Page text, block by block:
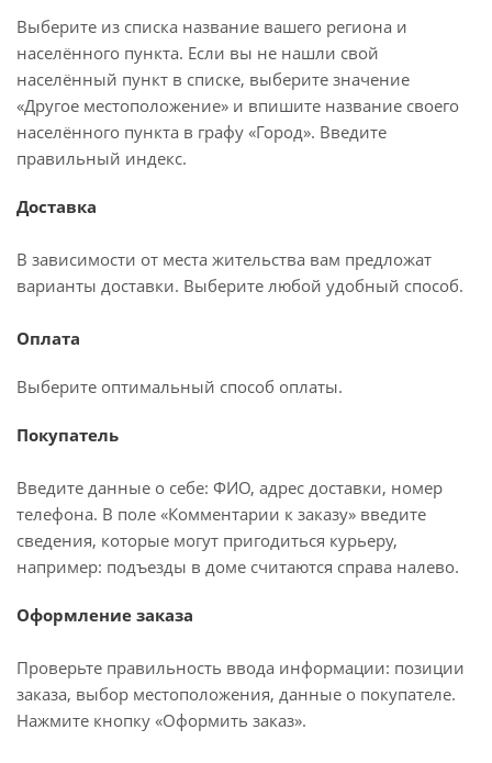
Выберите из списка название вашего региона и
населённого пункта. Если вы не нашли свой
населённый пункт в списке, выберите значение
«Другое местоположение» и впишите название своего
населённого пункта в графу «Город». Введите
правильный индекс.
Доставка
В зависимости от места жительства вам предложат
варианты доставки. Выберите любой удобный способ.
Оплата
Выберите оптимальный способ оплаты.
Покупатель
Введите данные о себе: ФИО, адрес доставки, номер
телефона. В поле «Комментарии к заказу» введите
сведения, которые могут пригодиться курьеру,
например: подъезды в доме считаются справа налево.
Оформление заказа
Проверьте правильность ввода информации: позиции
заказа, выбор местоположения, данные о покупателе.
Нажмите кнопку «Оформить заказ».